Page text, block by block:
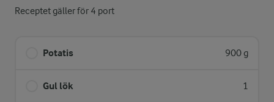
Receptet gäller för 4 port
Potatis 900 g
Gul lök 1